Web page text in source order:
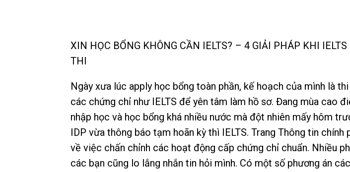
XIN HỌC BỔNG KHÔNG CẦN IELTS? – 4 GIẢI PHÁP KHI IELTS
THI
Ngày xưa lúc apply học bổng toàn phần, kế hoạch của mình là
các chứng chỉ như IELTS để yên tâm làm hồ sơ. Đang mùa cao
nhập học và học bổng khá nhiều nước mà đột nhiên mấy hôm
IDP vừa thông báo tạm hoãn kỳ thì IELTS. Trang Thông tin chính
về việc chấn chỉnh các hoạt động cấp chứng chỉ chuẩn. Nhiều
các bạn cũng lo lắng nhắn tin hỏi mình. Có một số phương án